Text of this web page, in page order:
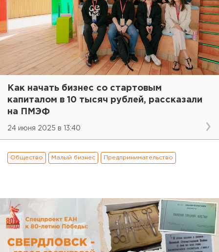
Как начать бизнес со стартовым
капиталом в 10 тысяч рублей, рассказали
на ПМЭФ
24 июня 2025 в 13:40
Общество Малый бизнес Предпринимательство